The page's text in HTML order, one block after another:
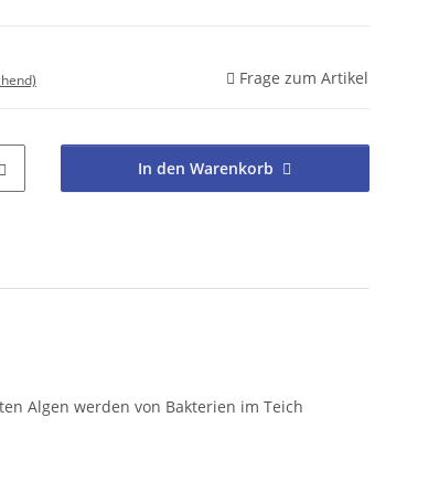
Frage zum Artikel
In den Warenkorb
Algen werden von Bakterien im Teich